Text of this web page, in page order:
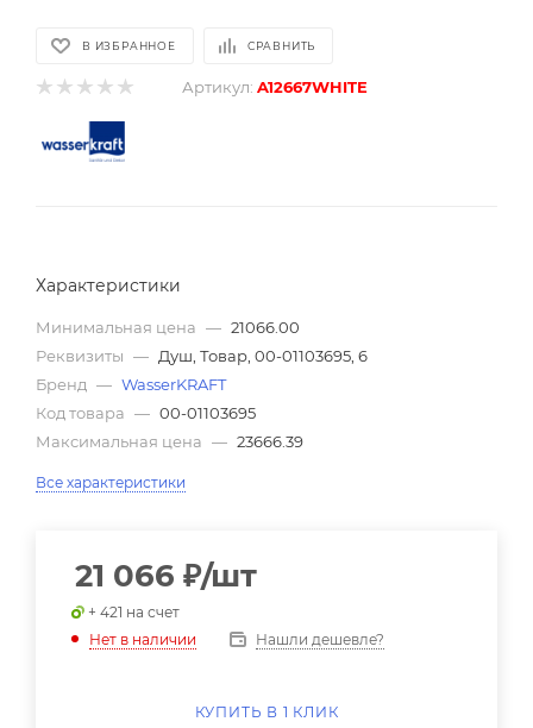
В ИЗБРАННОЕ СРАВНИТЬ
Артикул: A12667WHITE
Характеристики
Минимальная цена — 21066.00
Реквизиты — Душ, Товар, 00-01103695, 6
Бренд — WasserKRAFT
Код товара — 00-01103695
Максимальная цена — 23666.39
Все характеристики
21 066 ₽/шт
+ 421 на счет
Нет в наличии
Нашли дешевле?
КУПИТЬ В 1 КЛИК